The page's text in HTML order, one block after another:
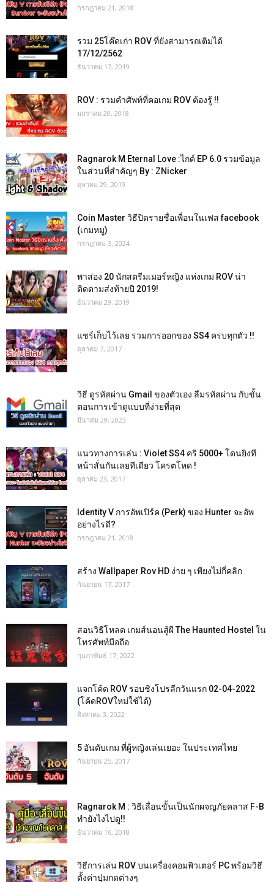
กรกฎาคม 21, 2018
รวม 25โค๊ดเก่า ROV ที่ยังสามารถเติมได้
17/12/2562
ธันวาคม 17, 2019
ROV : รวมคำศัพท์ที่คอเกม ROV ต้องรู้ !!
มกราคม 20, 2018
Ragnarok M Eternal Love :ไกด์ EP 6.0 รวมข้อมูล
ในส่วนที่สำคัญๆ By : ZNicker
ตุลาคม 29, 2019
Coin Master วิธีปิดรายชื่อเพื่อนในเฟส facebook
(เกมหมู)
กรกฎาคม 3, 2024
พาส่อง 20 นักสตรีมเมอร์หญิง แห่งเกม ROV น่า
ติดตามส่งท้ายปี 2019!
ธันวาคม 29, 2019
แชร์เก็บไว้เลย รวมการออกของ SS4 ครบทุกตัว !!
ตุลาคม 7, 2017
วิธี ดูรหัสผ่าน Gmail ของตัวเอง ลืมรหัสผ่าน กับขั้น
ตอนการเข้าดูแบบที่ง่ายที่สุด
มีนาคม 29, 2023
แนวทางการเล่น : Violet SS4 คริ 5000+ โดนยิงที
หน้าสั่นกันเลยทีเดียว โครตโหด !
ตุลาคม 23, 2017
Identity V การอัพเปิร์ค (Perk) ของ Hunter จะอัพ
อย่างไรดี?
กรกฎาคม 21, 2018
สร้าง Wallpaper Rov HD ง่าย ๆ เพียงไม่กี่คลิก
กันยายน 17, 2017
สอนวิธีโหลด เกมส์นอนสู้ผี The Haunted Hostel ใน
โทรศัพท์มือถือ
กุมภาพันธ์ 17, 2022
แจกโค้ด ROV รอบชิงโปรลีกวันแรก 02-04-2022
(โค้ดROVใหม่ใช้ได้)
สิงหาคม 3, 2022
5 อันดับเกม ที่ผู้หญิงเล่นเยอะ ในประเทศไทย
กันยายน 25, 2017
Ragnarok M : วิธีเลื่อนขั้นเป็นนักผจญภัยคลาส F-B
ทำยังไงไปดู!!
ธันวาคม 16, 2018
วิธีการเล่น ROV บนเครื่องคอมพิวเตอร์ PC พร้อมวิธี
ตั้งค่าปุ่มกดต่างๆ